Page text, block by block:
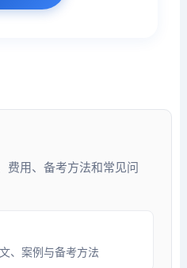
费用、备考方法和常见问
、案例与备考方法